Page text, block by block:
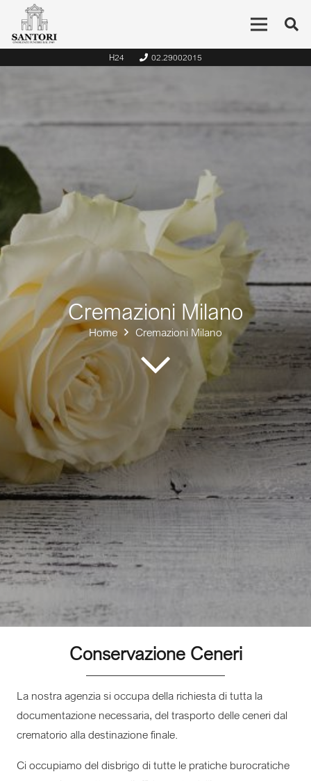
H24 02.29002015
Cremazioni Milano
Home Cremazioni Milano
Conservazione Ceneri
La nostra agenzia si occupa della richiesta di tutta la
documentazione necessaria, del trasporto delle ceneri dal
crematorio alla destinazione finale.
Ci occupiamo del disbrigo di tutte le pratiche burocratiche